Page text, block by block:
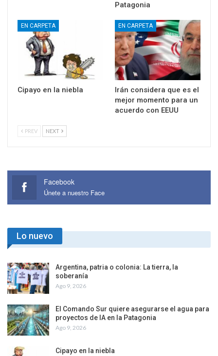
Patagonia
EN CARPETA
Cipayo en la niebla
EN CARPETA
Irán considera que es el
mejor momento para un
acuerdo con EEUU
PREV NEXT
Facebook
Únete a nuestro Face
Lo nuevo
Argentina, patria o colonia: La tierra, la
soberanía
Ago 9, 2026
El Comando Sur quiere asegurarse el agua para
proyectos de IA en la Patagonia
Ago 9, 2026
Cipayo en la niebla